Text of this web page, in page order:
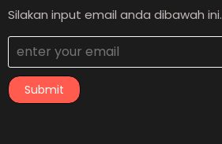
Silakan input email anda dibawah ini.
Submit